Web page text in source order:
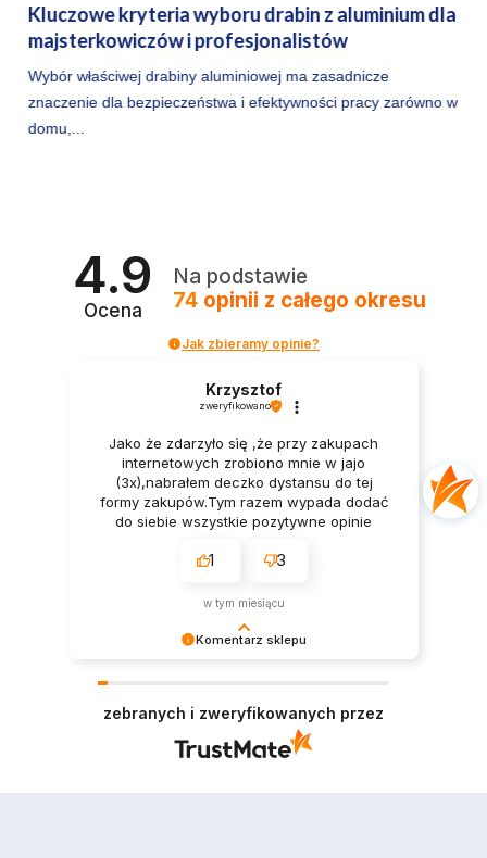
Kluczowe kryteria wyboru drabin z aluminium dla
majsterkowiczów i profesjonalistów
Wybór właściwej drabiny aluminiowej ma zasadnicze
znaczenie dla bezpieczeństwa i efektywności pracy zarówno w
domu,...
4.9
Ocena
Na podstawie
74 opinii z całego okresu
Jak zbieramy opinie?
Komentarz sklepu
jak Ty. Z pozdrowieniami, obsługa sklepu.
Krzysztof
zweryfikowano
Jako że zdarzyło sìę ,że przy zakupach
internetowych zrobiono mnie w jajo
(3x),nabrałem deczko dystansu do tej
formy zakupów.Tym razem wypada dodać
do siebie wszystkie pozytywne opinie
o wyborze Was i waszej oferty. Ja
zastrzeżeń.Pan we Firmie wytłumaczył
Pan kurier dostarczył w punkt.Towar był
1 3
w tym miesiącu
zebranych i zweryfikowanych przez